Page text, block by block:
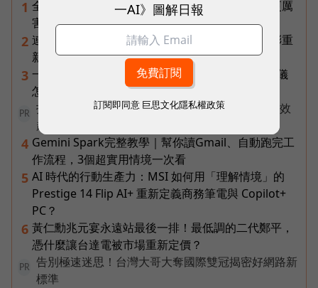
1 全台最大全聯首日業績破百萬，蔡篤昌：還會有更厲
害的大型店！為何把餐廳健身房都搬上樓？
2 連黃仁勳都叫年輕人當水電工！程世嘉：智慧通膨重
新定義「有價值的人」到底什麼樣子？
3 一張遺照「開口」說話，中間有8道關卡！翊嘉禮儀
怎麼做出AI告別式，讓逝者最後道別？
PR
打造 AI 行銷飛輪！破解企業行銷「工具越多卻成效
越差」的盲點
4 Gemini Spark完整教學｜幫你讀Gmail、自動跑完工
作流程，3個超實用情境一次看
5 AI 時代的行動生產力：MSI 如何用「理解情境」的
Prestige 14 Flip AI+ 重新定義商務筆電與 Copilot+
PC？
6 黃仁勳兆元宴永遠站最後一排！最低調的二代鄭平，
憑什麼讓台達電被市場重新定價？
PR
告別極速迷思！台灣大哥大奪國際雙冠揭密好網路新
標準
一AI》圖解日報
訂閱即同意 巨思文化隱私權政策